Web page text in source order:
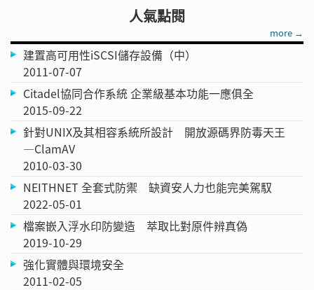
人氣點閱
more →
建置高可用性iSCSI儲存設備（中）
2011-07-07
Citadel協同合作系統 企業級基本功能一應俱全
2015-09-22
針對UNIX及其相容系統所設計 開放源碼界防毒天王
—ClamAV
2010-03-30
NEITHNET 全套式防禦 缺資安人力也能完美駕馭
2022-05-01
檔案嵌入浮水印防變造 萃取比對原件辨真偽
2019-10-29
強化實體與環境安全
2011-02-05